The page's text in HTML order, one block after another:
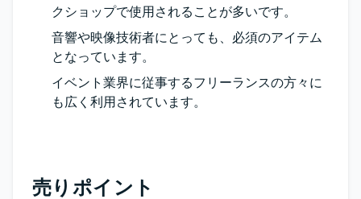
クショップで使用されることが多いです。
音響や映像技術者にとっても、必須のアイテム
となっています。
イベント業界に従事するフリーランスの方々に
も広く利用されています。
売りポイント